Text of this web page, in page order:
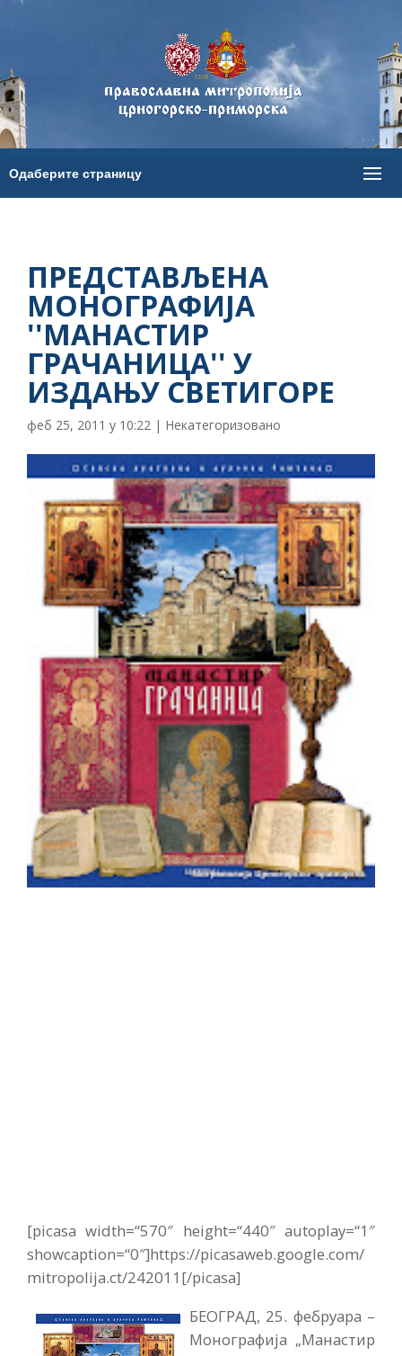
ПРЕДСТАВЉЕНА
МОНОГРАФИЈА
''МАНАСТИР
ГРАЧАНИЦА'' У
ИЗДАЊУ СВЕТИГОРЕ
феб 25, 2011 у 10:22 | Некатегоризовано
[picasa width=“570″ height=“440″ autoplay=“1″
showcaption=“0″]https://picasaweb.google.com/
mitropolija.ct/242011[/picasa]
БЕОГРАД, 25. фебруара –
Монографија „Манастир